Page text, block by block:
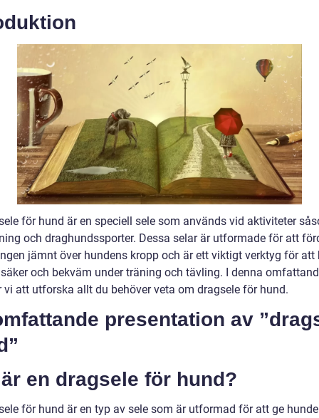
för hund är en speciell sele som används vid aktiviteter
och draghundssporter. Dessa selar är utformade för att
jämnt över hundens kropp och är ett viktigt verktyg för att
och bekväm under träning och tävling. I denna
vi att utforska allt du behöver veta om dragsele för hund.
presentation av
en dragsele för hund?
för hund är en typ av sele som är utformad för att ge